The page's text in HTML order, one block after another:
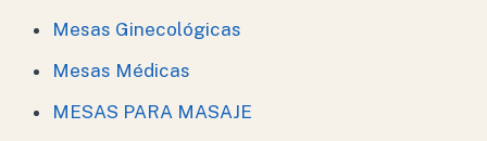
Mesas Ginecológicas
Mesas Médicas
MESAS PARA MASAJE